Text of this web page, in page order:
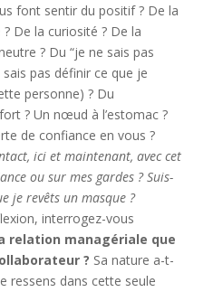
font sentir du positif ? De la
De la curiosité ? De la
? Du “je ne sais pas
pas définir ce que je
personne) ? Du
? Un nœud à l’estomac ?
de confiance en vous ?
ici et maintenant, avec cet
ou sur mes gardes ? Suis-
je revêts un masque ?
interrogez-vous
relation managériale que
? Sa nature a-t-
ressens dans cette seule